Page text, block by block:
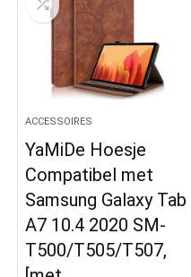
ACCESSOIRES
YaMiDe Hoesje
Compatibel met
Samsung Galaxy Tab
A7 10.4 2020 SM-
T500/T505/T507,